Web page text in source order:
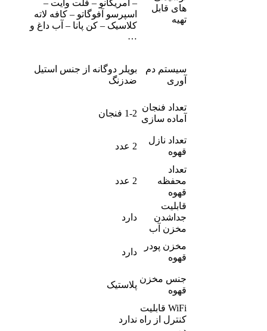
های قابل
تهیه
– آمریکانو – فلت وایت –
اسپرسو آفوگاتو – کافه لاته
کلاسیک – کن پانا – آب داغ و
…
سیستم دم
آوری
بویلر دوگانه از جنس استیل
ضدزنگ
تعداد فنجان
آماده سازی
1-2 فنجان
تعداد نازل
قهوه
2 عدد
تعداد
محفظه
قهوه
2 عدد
قابلیت
جداشدن
مخزن آب
دارد
مخزن پودر
قهوه
دارد
جنس مخزن
قهوه
پلاستیک
WiFi قابلیت
کنترل از راه ندارد